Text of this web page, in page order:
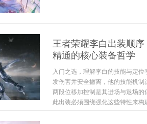
王者荣耀李白出装顺
精通的核心装备哲学
入门之选，理解李白的技能与定
发伤害并安全撤离，他的技能机
两段位移加控制是其进场与退场
此出装必须围绕强化这些特性来